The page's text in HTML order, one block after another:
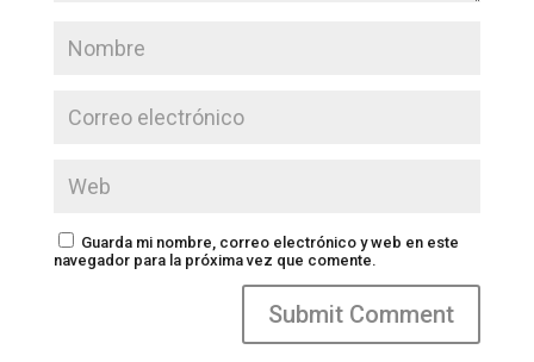
Guarda mi nombre, correo electrónico y web en este
navegador para la próxima vez que comente.